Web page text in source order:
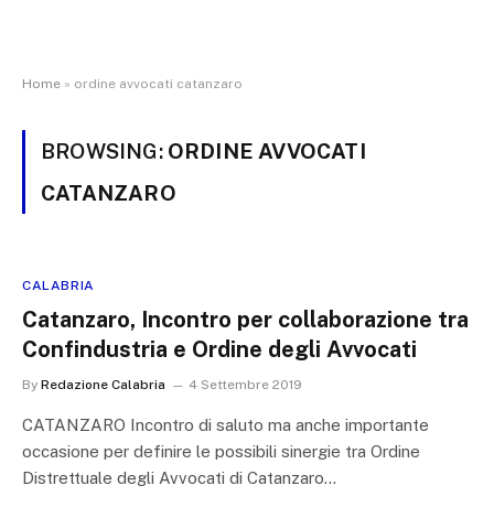
Home » ordine avvocati catanzaro
BROWSING: ORDINE AVVOCATI
CATANZARO
CALABRIA
Catanzaro, Incontro per collaborazione tra
Confindustria e Ordine degli Avvocati
By Redazione Calabria 4 Settembre 2019
CATANZARO Incontro di saluto ma anche importante
occasione per definire le possibili sinergie tra Ordine
Distrettuale degli Avvocati di Catanzaro…